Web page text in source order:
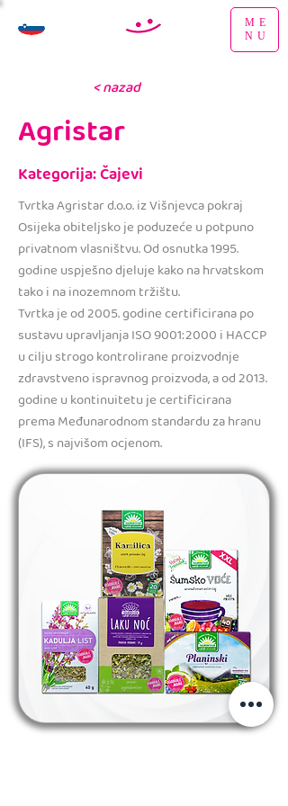
ME
NU
< nazad
Agristar
Kategorija: Čajevi
Tvrtka Agristar d.o.o. iz Višnjevca pokraj
Osijeka obiteljsko je poduzeće u potpuno
privatnom vlasništvu. Od osnutka 1995.
godine uspješno djeluje kako na hrvatskom
tako i na inozemnom tržištu.
Tvrtka je od 2005. godine certificirana po
sustavu upravljanja ISO 9001:2000 i HACCP
u cilju strogo kontrolirane proizvodnje
zdravstveno ispravnog proizvoda, a od 2013.
godine u kontinuitetu je certificirana
prema Međunarodnom standardu za hranu
(IFS), s najvišom ocjenom.